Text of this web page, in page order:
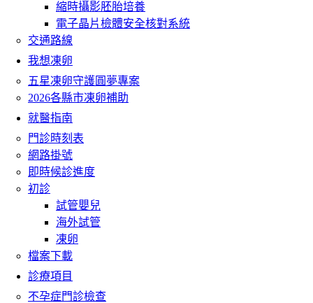
縮時攝影胚胎培養
電子晶片檢體安全核對系統
交通路線
我想凍卵
五星凍卵守護圓夢專案
2026各縣市凍卵補助
就醫指南
門診時刻表
網路掛號
即時候診進度
初診
試管嬰兒
海外試管
凍卵
檔案下載
診療項目
不孕症門診檢查